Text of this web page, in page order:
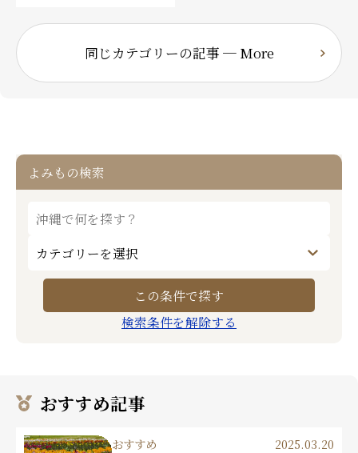
同じカテゴリーの記事 ─ More
よみもの検索
検索条件を解除する
おすすめ記事
おすすめ 2025.03.20